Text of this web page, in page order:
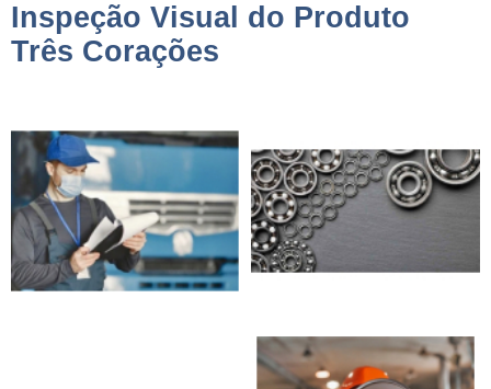
Inspeção Visual do Produto
Três Corações